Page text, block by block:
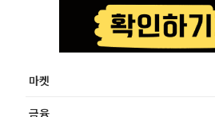
마켓
금융